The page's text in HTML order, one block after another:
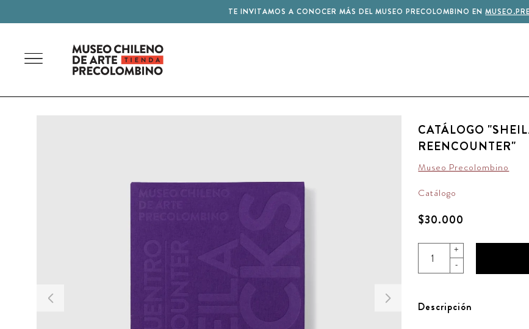
TE INVITAMOS A CONOCER MÁS DEL MUSEO PRECOLOMBINO EN
CATÁLOGO
REENCOUNTER"
Museo Precolombino
Catálogo
$30.000
+
-
Descripción